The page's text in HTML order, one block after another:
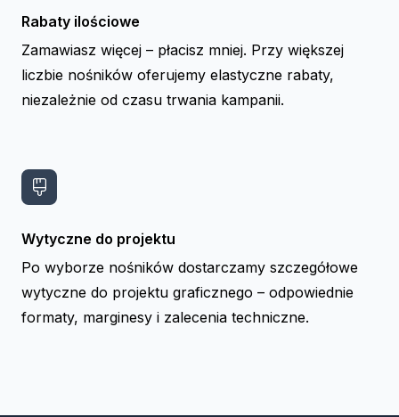
Rabaty ilościowe
Zamawiasz więcej – płacisz mniej. Przy większej
liczbie nośników oferujemy elastyczne rabaty,
niezależnie od czasu trwania kampanii.
Wytyczne do projektu
Po wyborze nośników dostarczamy szczegółowe
wytyczne do projektu graficznego – odpowiednie
formaty, marginesy i zalecenia techniczne.